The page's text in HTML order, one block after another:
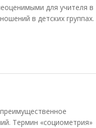
для учителя в
в детских группах.
Термин «социометрия»